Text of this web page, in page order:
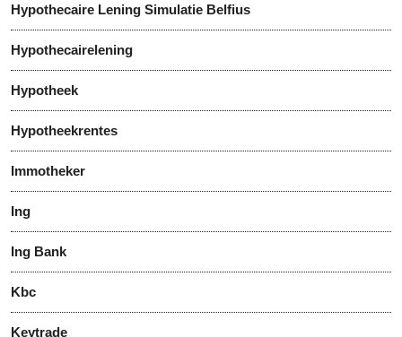
Hypothecaire Lening Simulatie Belfius
Hypothecairelening
Hypotheek
Hypotheekrentes
Immotheker
Ing
Ing Bank
Kbc
Keytrade